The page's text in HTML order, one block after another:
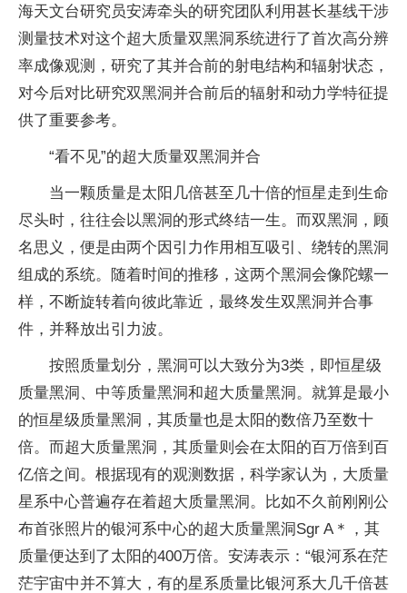
海天文台研究员安涛牵头的研究团队利用甚长基线干涉
测量技术对这个超大质量双黑洞系统进行了首次高分辨
率成像观测，研究了其并合前的射电结构和辐射状态，
对今后对比研究双黑洞并合前后的辐射和动力学特征提
供了重要参考。
“看不见”的超大质量双黑洞并合
当一颗质量是太阳几倍甚至几十倍的恒星走到生命
尽头时，往往会以黑洞的形式终结一生。而双黑洞，顾
名思义，便是由两个因引力作用相互吸引、绕转的黑洞
组成的系统。随着时间的推移，这两个黑洞会像陀螺一
样，不断旋转着向彼此靠近，最终发生双黑洞并合事
件，并释放出引力波。
按照质量划分，黑洞可以大致分为3类，即恒星级
质量黑洞、中等质量黑洞和超大质量黑洞。就算是最小
的恒星级质量黑洞，其质量也是太阳的数倍乃至数十
倍。而超大质量黑洞，其质量则会在太阳的百万倍到百
亿倍之间。根据现有的观测数据，科学家认为，大质量
星系中心普遍存在着超大质量黑洞。比如不久前刚刚公
布首张照片的银河系中心的超大质量黑洞Sgr A＊，其
质量便达到了太阳的400万倍。安涛表示：“银河系在茫
茫宇宙中并不算大，有的星系质量比银河系大几千倍甚